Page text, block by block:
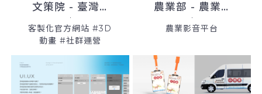
文策院 - 臺灣數位模型庫
客製化官方網站 #3D
動畫 #社群運營
農業部 - 農業虛擬博物館
農業影音平台